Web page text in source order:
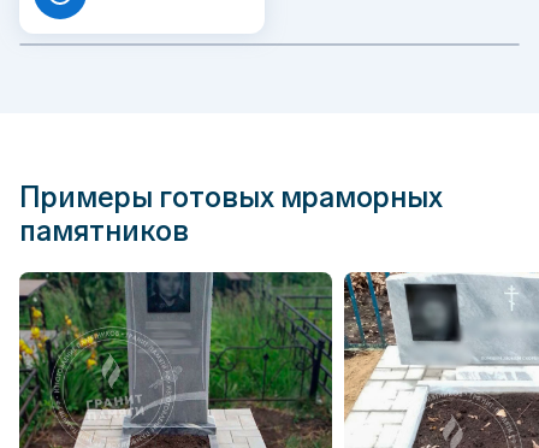
Примеры готовых мраморных
памятников